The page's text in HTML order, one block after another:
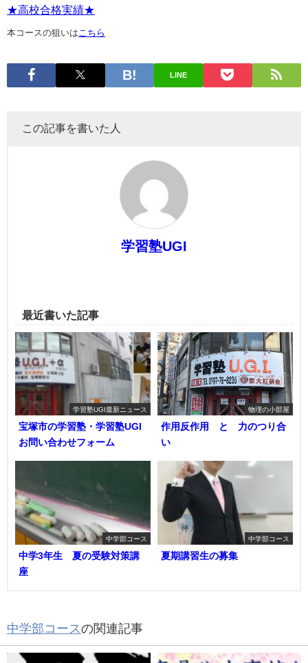
★高校合格実績★
本コースの狙いは こちら
LINE
この記事を書いた人
学習塾UGI
最近書いた記事
学習塾UGI最新ニュース
宝塚市の学習塾・学習塾UGI
お問い合わせフォーム
物理の小部屋
作用反作用 と 力のつり合
い
中学部コース
中学3年生 夏の受験対策講
座
中学部コース
夏期講習生の募集
中学部コースの関連記事